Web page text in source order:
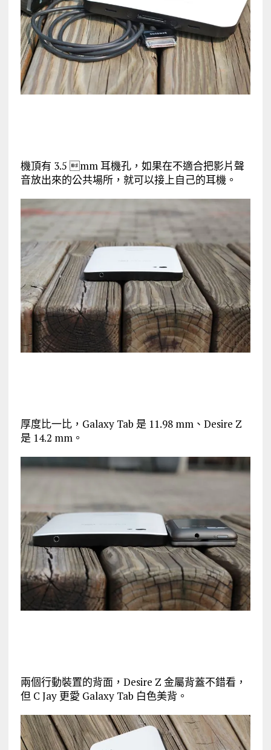
機頂有 3.5 mm 耳機孔，如果在不適合把影片聲
音放出來的公共場所，就可以接上自己的耳機。
厚度比一比，Galaxy Tab 是 11.98 mm、Desire Z
是 14.2 mm。
兩個行動裝置的背面，Desire Z 金屬背蓋不錯看，
但 C Jay 更愛 Galaxy Tab 白色美背。